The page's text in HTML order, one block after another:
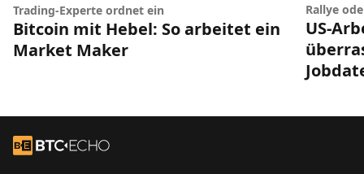
Trading-Experte ordnet ein
Bitcoin mit Hebel: So arbeitet ein
Market Maker
Rallye
US-
Zur Startseite